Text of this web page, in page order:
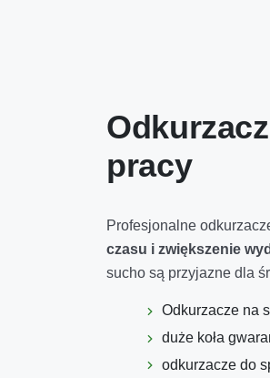
pracy
Profesjonalne
czasu i zwiększenie
sucho są przyjazne dla
Odkurzacze na
duże koła
odkurzacze do